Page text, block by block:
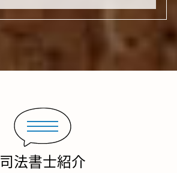
司法書士紹介